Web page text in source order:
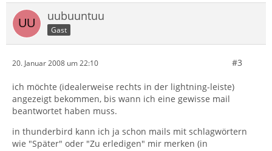
uubuuntuu
Gast
20. Januar 2008 um 22:10 #3
ich möchte (idealerweise rechts in der lightning-leiste)
angezeigt bekommen, bis wann ich eine gewisse mail
beantwortet haben muss.
in thunderbird kann ich ja schon mails mit schlagwörtern
wie "Später" oder "Zu erledigen" mir merken (in